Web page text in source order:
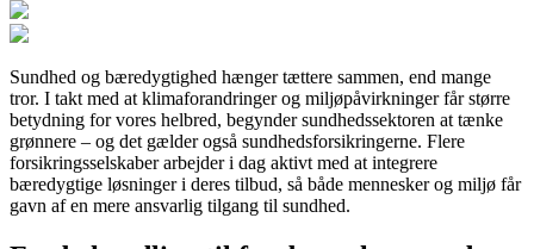
Sundhed og bæredygtighed hænger tættere sammen, end mange
tror. I takt med at klimaforandringer og miljøpåvirkninger får større
betydning for vores helbred, begynder sundhedssektoren at tænke
grønnere – og det gælder også sundhedsforsikringerne. Flere
forsikringsselskaber arbejder i dag aktivt med at integrere
bæredygtige løsninger i deres tilbud, så både mennesker og miljø får
gavn af en mere ansvarlig tilgang til sundhed.